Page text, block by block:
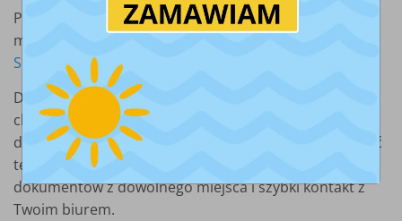
Przeczytaj, jak w codziennej pracy wykorzystasz
możliwości
SKP24 Connect Firma >
Dzięki SKP24 Connect otrzymujesz dostęp do własnej
chmury, z której możesz wystawiać faktury, wysyłać je
do KSeF, a także pobierać faktury zakupowe i oznaczać
te do zaksięgowania. Zyskujesz dostęp do swoich
dokumentów z dowolnego miejsca i szybki kontakt z
Twoim biurem.